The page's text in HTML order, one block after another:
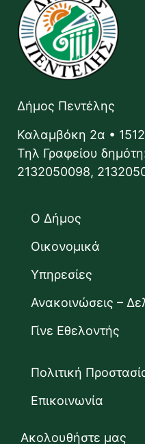
Δήμος Πεντέλης
Καλαμβόκη 2α •
Τηλ Γραφείου
2132050098,
Ο Δήμος
Οικονομικά
Υπηρεσίες
Ανακοινώσεις –
Γίνε Εθελοντής
Πολιτική
Επικοινωνία
Ακολουθήστε μας